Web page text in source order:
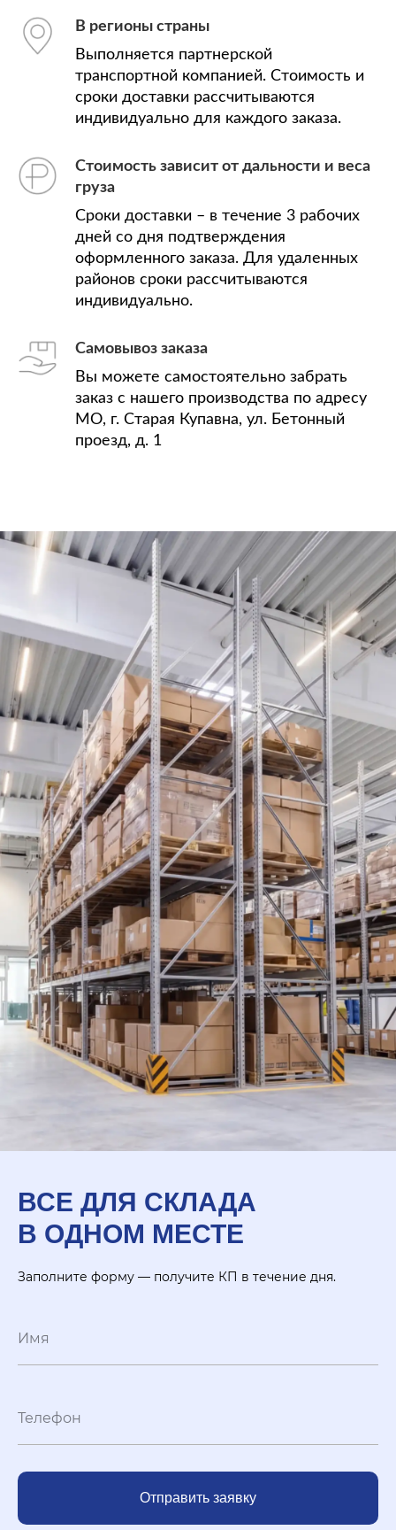
В регионы страны
Выполняется партнерской
транспортной компанией. Стоимость и
сроки доставки рассчитываются
индивидуально для каждого заказа.
Стоимость зависит от дальности и веса
груза
Сроки доставки – в течение 3 рабочих
дней со дня подтверждения
оформленного заказа. Для удаленных
районов сроки рассчитываются
индивидуально.
Самовывоз заказа
Вы можете самостоятельно забрать
заказ с нашего производства по адресу
МО, г. Старая Купавна, ул. Бетонный
проезд, д. 1
ВСЕ ДЛЯ СКЛАДА
В ОДНОМ МЕСТЕ
Заполните форму — получите КП в течение дня.
Отправить заявку